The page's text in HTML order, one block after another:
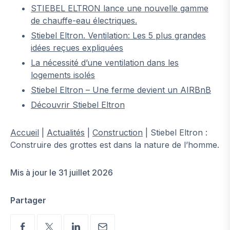
STIEBEL ELTRON lance une nouvelle gamme
de chauffe-eau électriques.
Stiebel Eltron. Ventilation: Les 5 plus grandes
idées reçues expliquées
La nécessité d’une ventilation dans les
logements isolés
Stiebel Eltron – Une ferme devient un AIRBnB
Découvrir Stiebel Eltron
Accueil Actualités Construction
Stiebel Eltron :
Construire des grottes est dans la nature de l’homme.
Mis à jour le 31 juillet 2026
Partager